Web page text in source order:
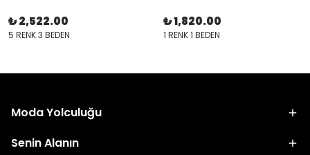
₺ 2,522.00
5 RENK 3 BEDEN
₺ 1,820.00
1 RENK 1 BEDEN
Moda Yolculuğu
Senin Alanın